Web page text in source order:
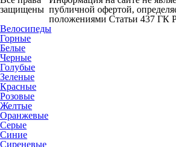
защищены публичной офертой,
положениями Статьи 437 ГК
Велосипеды
Горные
Белые
Черные
Голубые
Зеленые
Красные
Розовые
Желтые
Оранжевые
Серые
Синие
Сиреневые